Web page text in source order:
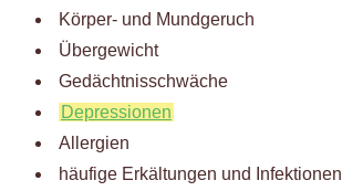
Körper- und Mundgeruch
Übergewicht
Gedächtnisschwäche
Depressionen
Allergien
häufige Erkältungen und Infektionen